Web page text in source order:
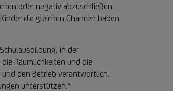
oder negativ abzuschließen.
die gleichen Chancen haben
in der
Räumlichkeiten und die
den Betrieb verantwortlich.
unterstützen.“